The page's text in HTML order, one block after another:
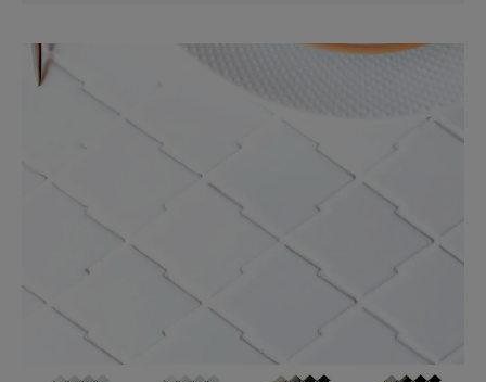
ログイン 会員登録
最近チェックした商品